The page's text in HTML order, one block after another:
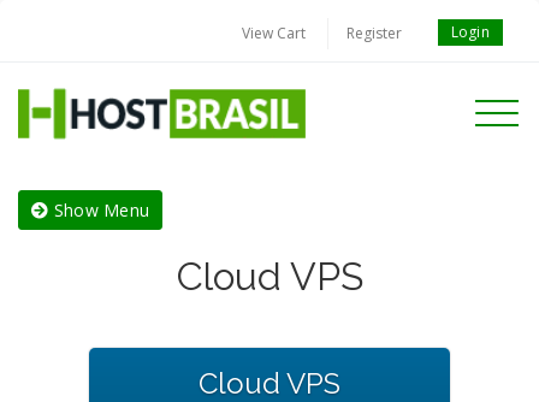
View Cart Register Login
Toggle
Show Menu
Cloud VPS
Cloud VPS